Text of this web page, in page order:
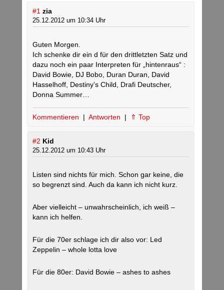
#1 zia
25.12.2012 um 10:34 Uhr
Guten Morgen.
Ich schenke dir ein d für den drittletzten Satz und
dazu noch ein paar Interpreten für „hintenraus“ :
David Bowie, DJ Bobo, Duran Duran, David
Hasselhoff, Destiny’s Child, Drafi Deutscher,
Donna Summer…
Kommentieren | Antworten | ⇑ Top
#2 Kid
25.12.2012 um 10:43 Uhr
Listen sind nichts für mich. Schon gar keine, die
so begrenzt sind. Auch da kann ich nicht kurz.
Aber vielleicht – unwahrscheinlich, ich weiß –
kann ich helfen.
Für die 70er schlage ich dir also vor: Led
Zeppelin – whole lotta love
Für die 80er: David Bowie – ashes to ashes